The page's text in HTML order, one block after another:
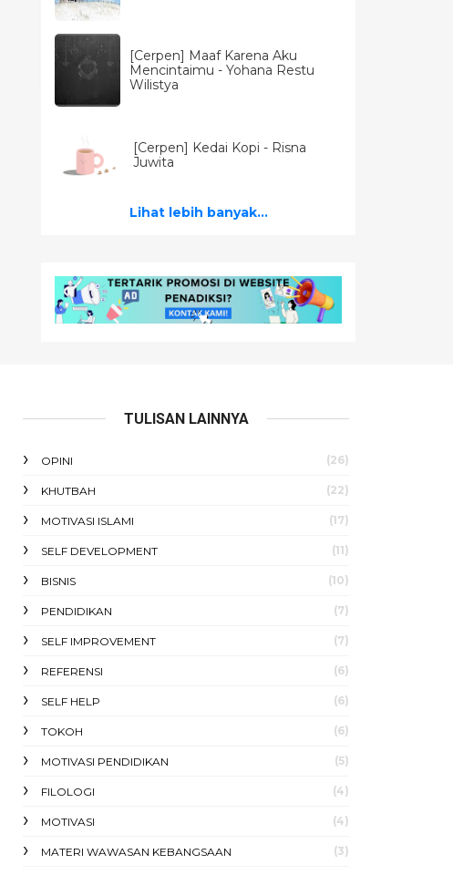
[Cerpen] Maaf Karena Aku
Mencintaimu - Yohana Restu
Wilistya
[Cerpen] Kedai Kopi - Risna
Juwita
Lihat lebih banyak...
TULISAN LAINNYA
OPINI (26)
KHUTBAH (22)
MOTIVASI ISLAMI (17)
SELF DEVELOPMENT (11)
BISNIS (10)
PENDIDIKAN (7)
SELF IMPROVEMENT (7)
REFERENSI (6)
SELF HELP (6)
TOKOH (6)
MOTIVASI PENDIDIKAN (5)
FILOLOGI (4)
MOTIVASI (4)
MATERI WAWASAN KEBANGSAAN (3)